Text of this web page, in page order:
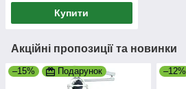
Купити
Акційні пропозиції та новинки
–15% Подарунок –12%